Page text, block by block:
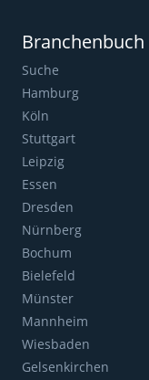
Branchenbuch
Suche
Hamburg
Köln
Stuttgart
Leipzig
Essen
Dresden
Nürnberg
Bochum
Bielefeld
Münster
Mannheim
Wiesbaden
Gelsenkirchen